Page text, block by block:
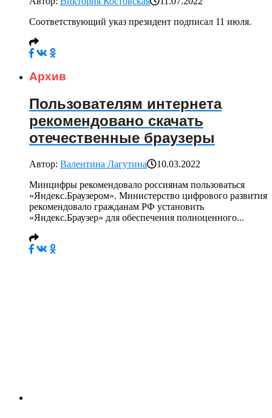
Соответствующий указ президент подписал 11 июля.
Архив
Пользователям интернета
рекомендовано скачать
отечественные браузеры
Автор: Валентина Лагутина
10.03.2022
Минцифры рекомендовало россиянам пользоваться
«Яндекс.Браузером». Министерство цифрового развития
рекомендовало гражданам РФ установить
«Яндекс.Браузер» для обеспечения полноценного...